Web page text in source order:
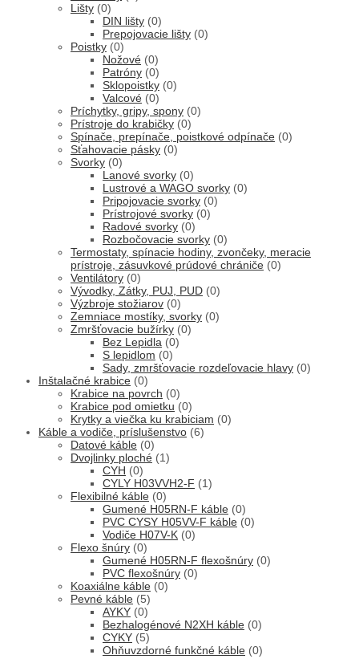
Lišty (0)
DIN lišty (0)
Prepojovacie lišty (0)
Poistky (0)
Nožové (0)
Patróny (0)
Sklopoistky (0)
Valcové (0)
Príchytky, gripy, spony (0)
Prístroje do krabičky (0)
Spínače, prepínače, poistkové odpínače (0)
Sťahovacie pásky (0)
Svorky (0)
Lanové svorky (0)
Lustrové a WAGO svorky (0)
Pripojovacie svorky (0)
Prístrojové svorky (0)
Radové svorky (0)
Rozbočovacie svorky (0)
Termostaty, spínacie hodiny, zvončeky, meracie
prístroje, zásuvkové prúdové chrániče (0)
Ventilátory (0)
Vývodky, Zátky, PUJ, PUD (0)
Výzbroje stožiarov (0)
Zemniace mostíky, svorky (0)
Zmršťovacie bužírky (0)
Bez Lepidla (0)
S lepidlom (0)
Sady, zmršťovacie rozdeľovacie hlavy (0)
Inštalačné krabice (0)
Krabice na povrch (0)
Krabice pod omietku (0)
Krytky a viečka ku krabiciam (0)
Káble a vodiče, príslušenstvo (6)
Datové káble (0)
Dvojlinky ploché (1)
CYH (0)
CYLY H03VVH2-F (1)
Flexibilné káble (0)
Gumené H05RN-F káble (0)
PVC CYSY H05VV-F káble (0)
Vodiče H07V-K (0)
Flexo šnúry (0)
Gumené H05RN-F flexošnúry (0)
PVC flexošnúry (0)
Koaxiálne káble (0)
Pevné káble (5)
AYKY (0)
Bezhalogénové N2XH káble (0)
CYKY (5)
Ohňuvzdorné funkčné káble (0)